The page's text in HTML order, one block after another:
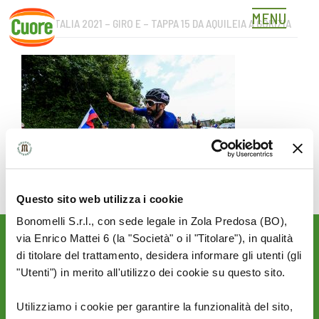
Questo sito web utilizza i cookie
Bonomelli S.r.l., con sede legale in Zola Predosa (BO),
via Enrico Mattei 6 (la "Società" o il "Titolare"), in qualità
di titolare del trattamento, desidera informare gli utenti (gli
"Utenti") in merito all'utilizzo dei cookie su questo sito.
Utilizziamo i cookie per garantire la funzionalità del sito,
Skip
content
MENU
GIRO D’ITALIA 2021 – GIRO E – TAPPA 15 DA AQUILEIA A GORIZIA
Rimani aggiornato sulle
novità del mondo Cuore: